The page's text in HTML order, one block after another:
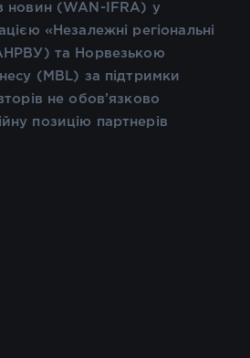
новин (WAN-IFRA) у
«Незалежні регіональні
та Норвезькою
(MBL) за підтримки
не обов’язково
позицію партнерів